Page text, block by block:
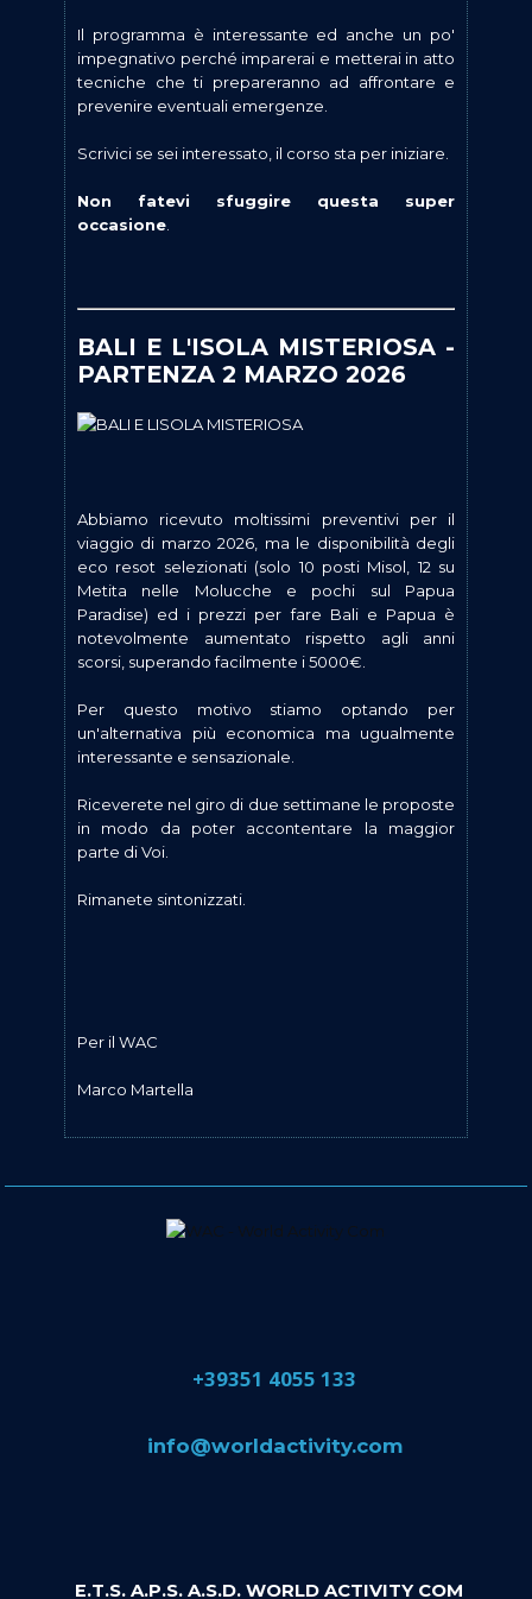
Il programma è interessante ed anche un po'
impegnativo perché imparerai e metterai in atto
tecniche che ti prepareranno ad affrontare e
prevenire eventuali emergenze.
Scrivici se sei interessato, il corso sta per iniziare.
Non fatevi sfuggire questa super
occasione
BALI E L'ISOLA MISTERIOSA -
PARTENZA 2 MARZO 2026
Abbiamo ricevuto moltissimi preventivi per il
viaggio di marzo 2026, ma le disponibilità degli
eco resot selezionati (solo 10 posti Misol, 12 su
Metita nelle Molucche e pochi sul Papua
Paradise) ed i prezzi per fare Bali e Papua è
notevolmente aumentato rispetto agli anni
scorsi, superando facilmente i 5000€.
Per questo motivo stiamo optando per
un'alternativa più economica ma ugualmente
interessante e sensazionale.
Riceverete nel giro di due settimane le proposte
in modo da poter accontentare la maggior
parte di Voi.
Rimanete sintonizzati.
Per il WAC
Marco Martella
​+39351 4055 133
​info@​worldactivity.com
E.T.S. A.P.S. A.S.D. WORLD ACTIVITY COM